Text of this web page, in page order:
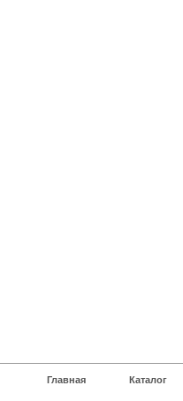
Главная Каталог